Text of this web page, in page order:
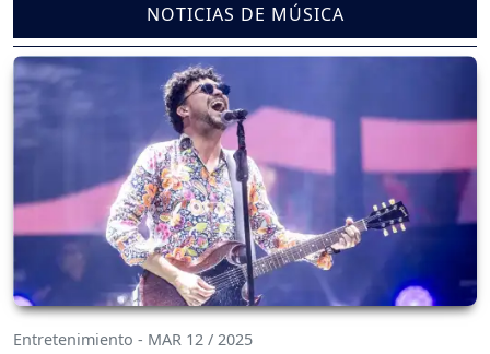
NOTICIAS DE MÚSICA
Entretenimiento - MAR 12 / 2025